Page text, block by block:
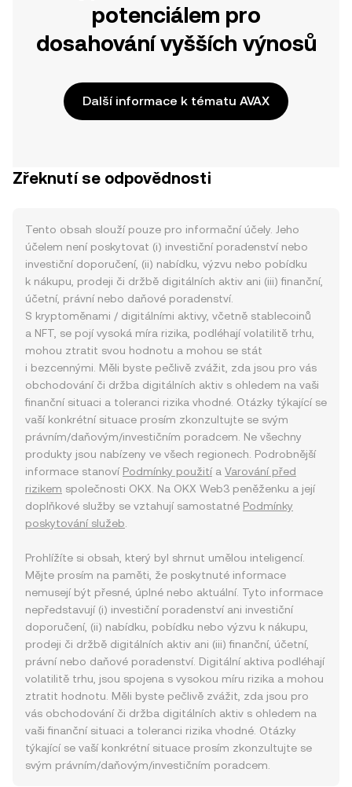
potenciálem pro
dosahování vyšších výnosů
Další informace k tématu AVAX
Zřeknutí se odpovědnosti
Tento obsah slouží pouze pro informační účely. Jeho
účelem není poskytovat (i) investiční poradenství nebo
investiční doporučení, (ii) nabídku, výzvu nebo pobídku
k nákupu, prodeji či držbě digitálních aktiv ani (iii) finanční,
účetní, právní nebo daňové poradenství.
S kryptoměnami / digitálními aktivy, včetně stablecoinů
a NFT, se pojí vysoká míra rizika, podléhají volatilitě trhu,
mohou ztratit svou hodnotu a mohou se stát
i bezcennými. Měli byste pečlivě zvážit, zda jsou pro vás
obchodování či držba digitálních aktiv s ohledem na vaši
finanční situaci a toleranci rizika vhodné. Otázky týkající se
vaší konkrétní situace prosím zkonzultujte se svým
právním/daňovým/investičním poradcem. Ne všechny
produkty jsou nabízeny ve všech regionech. Podrobnější
informace stanoví Podmínky použitía Varování před
rizikem společnosti OKX. Na OKX Web3 peněženku a její
doplňkové služby se vztahují samostatné Podmínky
poskytování služeb
Prohlížíte si obsah, který byl shrnut umělou inteligencí.
Mějte prosím na paměti, že poskytnuté informace
nemusejí být přesné, úplné nebo aktuální. Tyto informace
nepředstavují (i) investiční poradenství ani investiční
doporučení, (ii) nabídku, pobídku nebo výzvu k nákupu,
prodeji či držbě digitálních aktiv ani (iii) finanční, účetní,
právní nebo daňové poradenství. Digitální aktiva podléhají
volatilitě trhu, jsou spojena s vysokou míru rizika a mohou
ztratit hodnotu. Měli byste pečlivě zvážit, zda jsou pro
vás obchodování či držba digitálních aktiv s ohledem na
vaši finanční situaci a toleranci rizika vhodné. Otázky
týkající se vaší konkrétní situace prosím zkonzultujte se
svým právním/daňovým/investičním poradcem.